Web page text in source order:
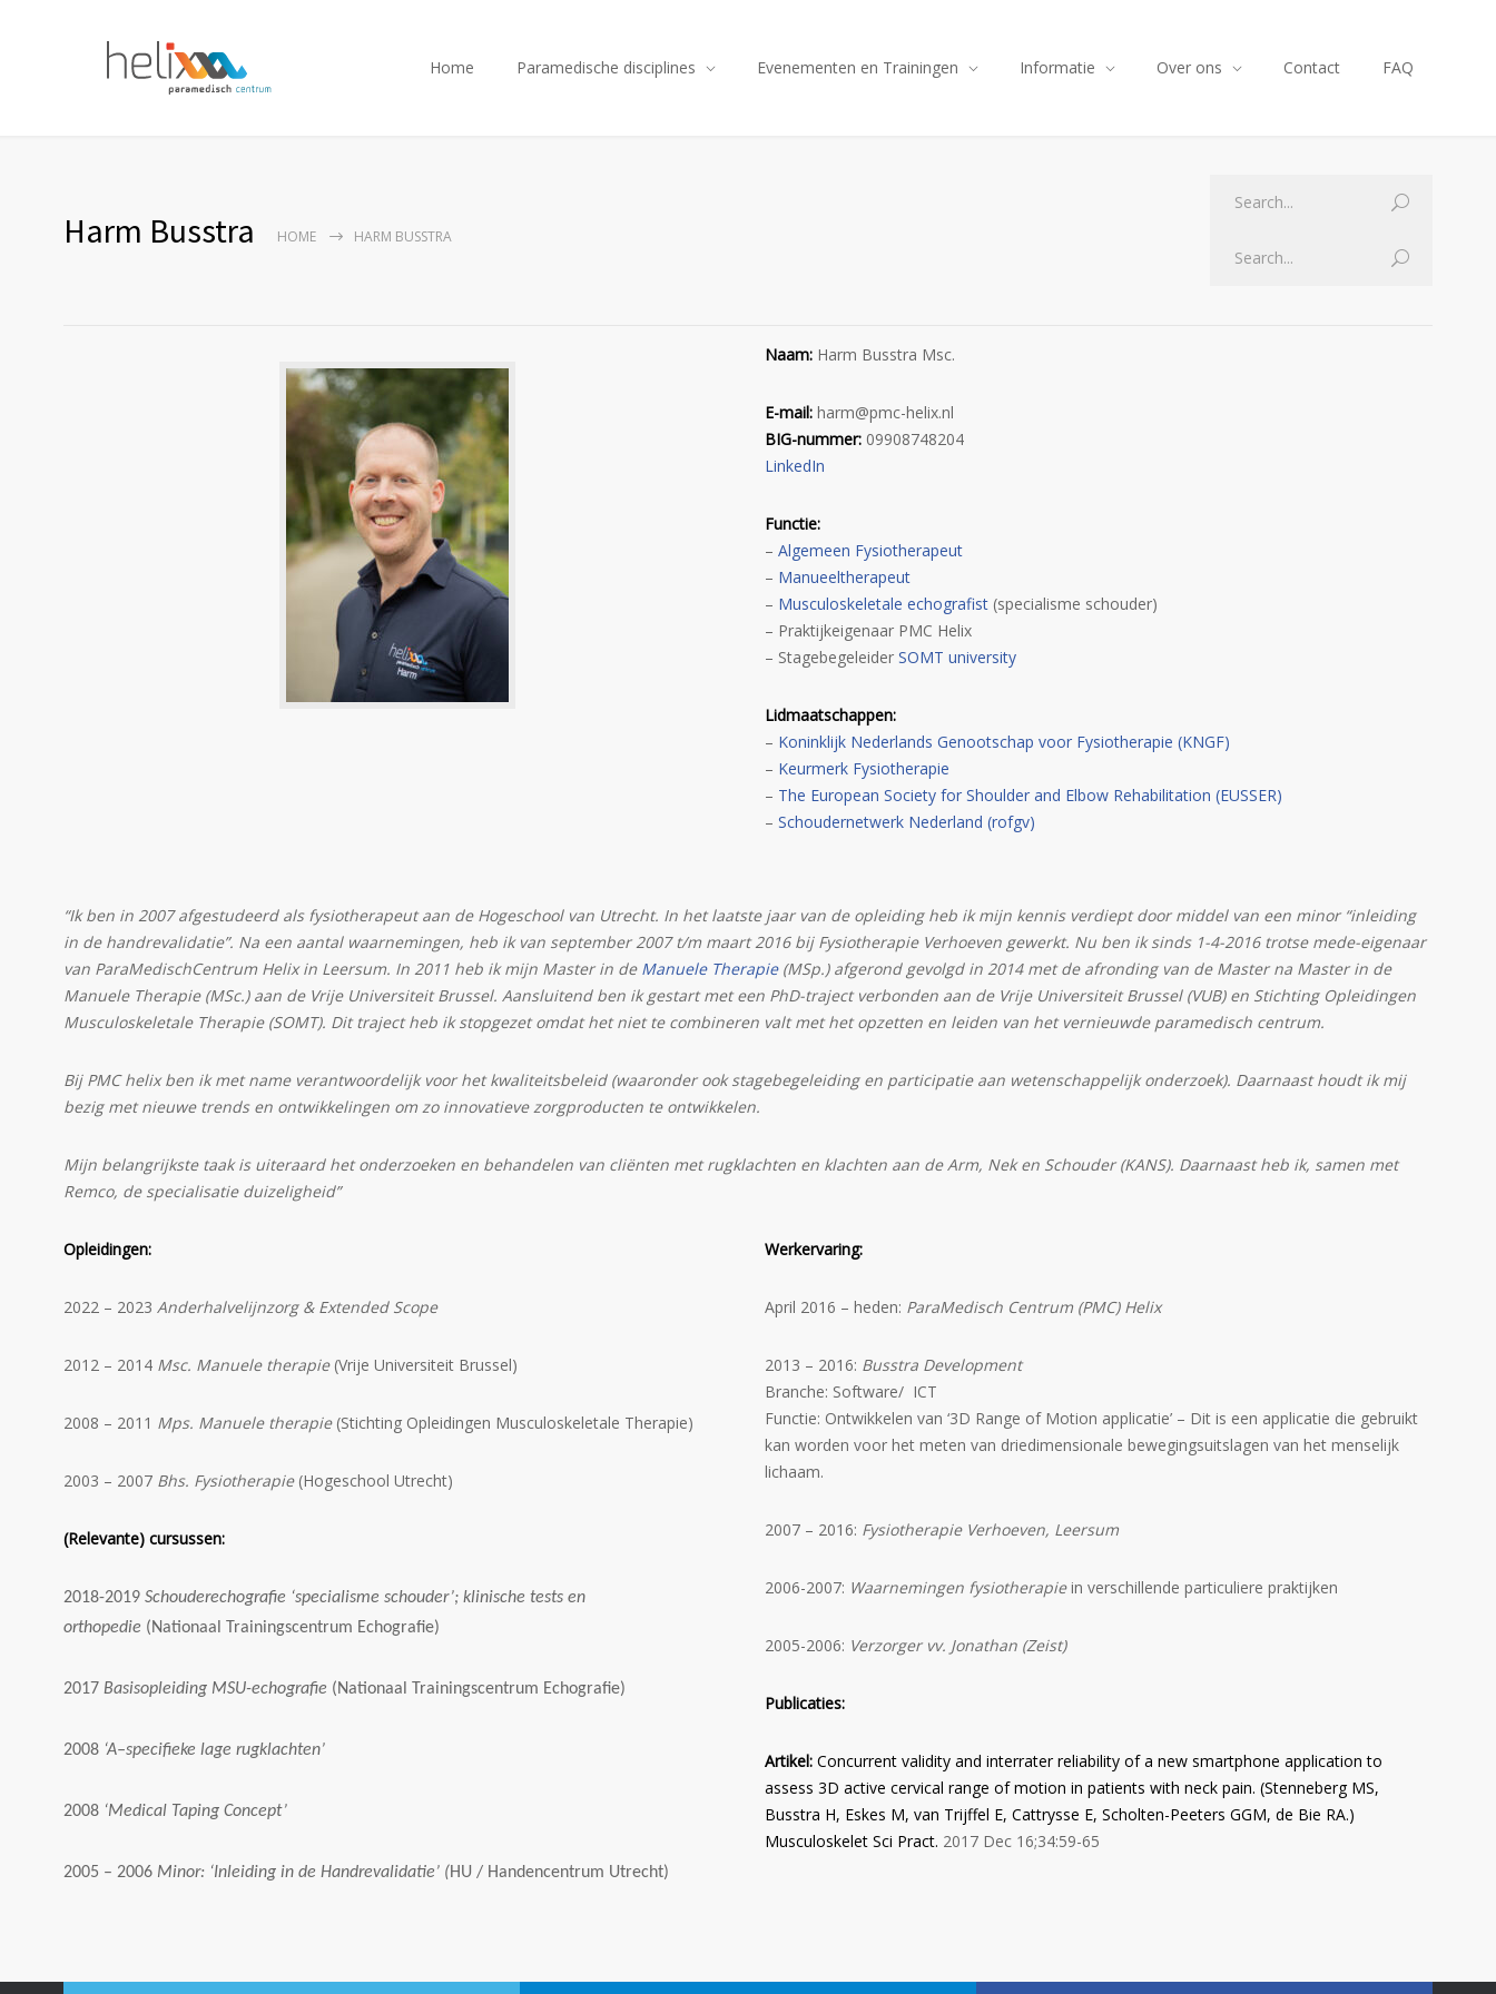
Home Paramedische disciplines Evenementen en Trainingen Informatie Over ons Contact FAQ
Harm Busstra HOME HARM BUSSTRA
Naam: Harm Busstra Msc.
E-mail: harm@pmc-helix.nl
BIG-nummer: 09908748204
LinkedIn
Functie:
– Algemeen Fysiotherapeut
– Manueeltherapeut
– Musculoskeletale echografist (specialisme schouder)
– Praktijkeigenaar PMC Helix
– Stagebegeleider SOMT university
Lidmaatschappen:
– Koninklijk Nederlands Genootschap voor Fysiotherapie (KNGF)
– Keurmerk Fysiotherapie
– The European Society for Shoulder and Elbow Rehabilitation (EUSSER)
– Schoudernetwerk Nederland (rofgv)
“Ik ben in 2007 afgestudeerd als fysiotherapeut aan de Hogeschool van Utrecht. In het laatste jaar van de opleiding heb ik mijn kennis verdiept door middel van een minor “inleiding
in de handrevalidatie”. Na een aantal waarnemingen, heb ik van september 2007 t/m maart 2016 bij Fysiotherapie Verhoeven gewerkt. Nu ben ik sinds 1-4-2016 trotse mede-eigenaar
van ParaMedischCentrum Helix in Leersum. In 2011 heb ik mijn Master in de Manuele Therapie(MSp.) afgerond gevolgd in 2014 met de afronding van de Master na Master in de
Manuele Therapie (MSc.) aan de Vrije Universiteit Brussel. Aansluitend ben ik gestart met een PhD-traject verbonden aan de Vrije Universiteit Brussel (VUB) en Stichting Opleidingen
Musculoskeletale Therapie (SOMT). Dit traject heb ik stopgezet omdat het niet te combineren valt met het opzetten en leiden van het vernieuwde paramedisch centrum.
Bij PMC helix ben ik met name verantwoordelijk voor het kwaliteitsbeleid (waaronder ook stagebegeleiding en participatie aan wetenschappelijk onderzoek). Daarnaast houdt ik mij
bezig met nieuwe trends en ontwikkelingen om zo innovatieve zorgproducten te ontwikkelen.
Mijn belangrijkste taak is uiteraard het onderzoeken en behandelen van cliënten met rugklachten en klachten aan de Arm, Nek en Schouder (KANS). Daarnaast heb ik, samen met
Remco, de specialisatie duizeligheid”
Opleidingen:
2022 – 2023 Anderhalvelijnzorg & Extended Scope
2012 – 2014 Msc. Manuele therapie(Vrije Universiteit Brussel)
2008 – 2011 Mps. Manuele therapie(Stichting Opleidingen Musculoskeletale Therapie)
2003 – 2007 Bhs. Fysiotherapie (Hogeschool Utrecht)
(Relevante) cursussen:
2018-2019 Schouderechografie ‘specialisme schouder’; klinische tests en
orthopedie (Nationaal Trainingscentrum Echografie)
2017 Basisopleiding MSU-echografie (Nationaal Trainingscentrum Echografie)
2008 ‘A–specifieke lage rugklachten’
2008 ‘Medical Taping Concept’
2005 – 2006 Minor: ‘Inleiding in de Handrevalidatie’ (HU / Handencentrum Utrecht)
Werkervaring:
April 2016 – heden: ParaMedisch Centrum (PMC) Helix
2013 – 2016: Busstra Development
Branche: Software/ ICT
Functie: Ontwikkelen van ‘3D Range of Motion applicatie’ – Dit is een applicatie die gebruikt
kan worden voor het meten van driedimensionale bewegingsuitslagen van het menselijk
lichaam.
2007 – 2016: Fysiotherapie Verhoeven, Leersum
2006-2007: Waarnemingen fysiotherapiein verschillende particuliere praktijken
2005-2006: Verzorger vv. Jonathan (Zeist)
Publicaties:
Artikel: Concurrent validity and interrater reliability of a new smartphone application to
assess 3D active cervical range of motion in patients with neck pain. (Stenneberg MS,
Busstra H, Eskes M, van Trijffel E, Cattrysse E, Scholten-Peeters GGM, de Bie RA.)
Musculoskelet Sci Pract. 2017 Dec 16;34:59-65